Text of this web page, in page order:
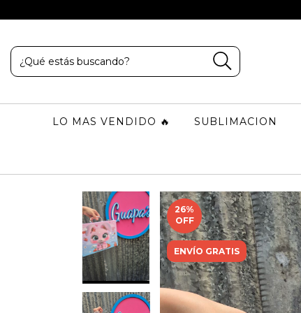
LO MAS VENDIDO 🔥 SUBLIMACION
26%
OFF
ENVÍO GRATIS